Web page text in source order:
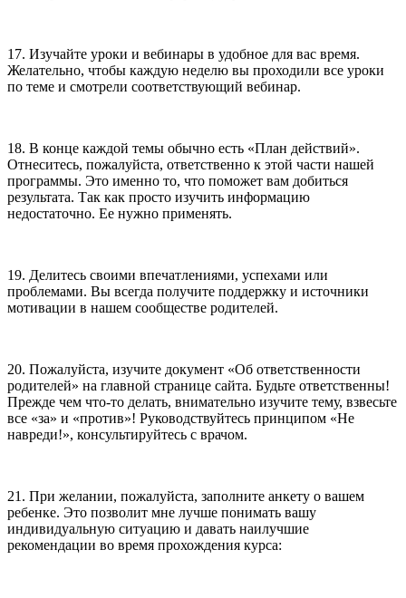
17. Изучайте уроки и вебинары в удобное для вас время.
Желательно, чтобы каждую неделю вы проходили все уроки
по теме и смотрели соответствующий вебинар.
18. В конце каждой темы обычно есть «План действий».
Отнеситесь, пожалуйста, ответственно к этой части нашей
программы. Это именно то, что поможет вам добиться
результата. Так как просто изучить информацию
недостаточно. Ее нужно применять.
19. Делитесь своими впечатлениями, успехами или
проблемами. Вы всегда получите поддержку и источники
мотивации в нашем сообществе родителей.
20. Пожалуйста, изучите документ «Об ответственности
родителей» на главной странице сайта. Будьте ответственны!
Прежде чем что-то делать, внимательно изучите тему, взвесьте
все «за» и «против»! Руководствуйтесь принципом «Не
навреди!», консультируйтесь с врачом.
21. При желании, пожалуйста, заполните анкету о вашем
ребенке. Это позволит мне лучше понимать вашу
индивидуальную ситуацию и давать наилучшие
рекомендации во время прохождения курса: